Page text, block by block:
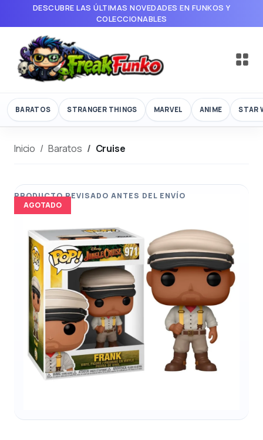
DESCUBRE LAS ÚLTIMAS NOVEDADES EN FUNKOS Y
COLECCIONABLES
BARATOS STRANGER THINGS MARVEL ANIME STAR
Inicio Baratos Cruise
AGOTADO